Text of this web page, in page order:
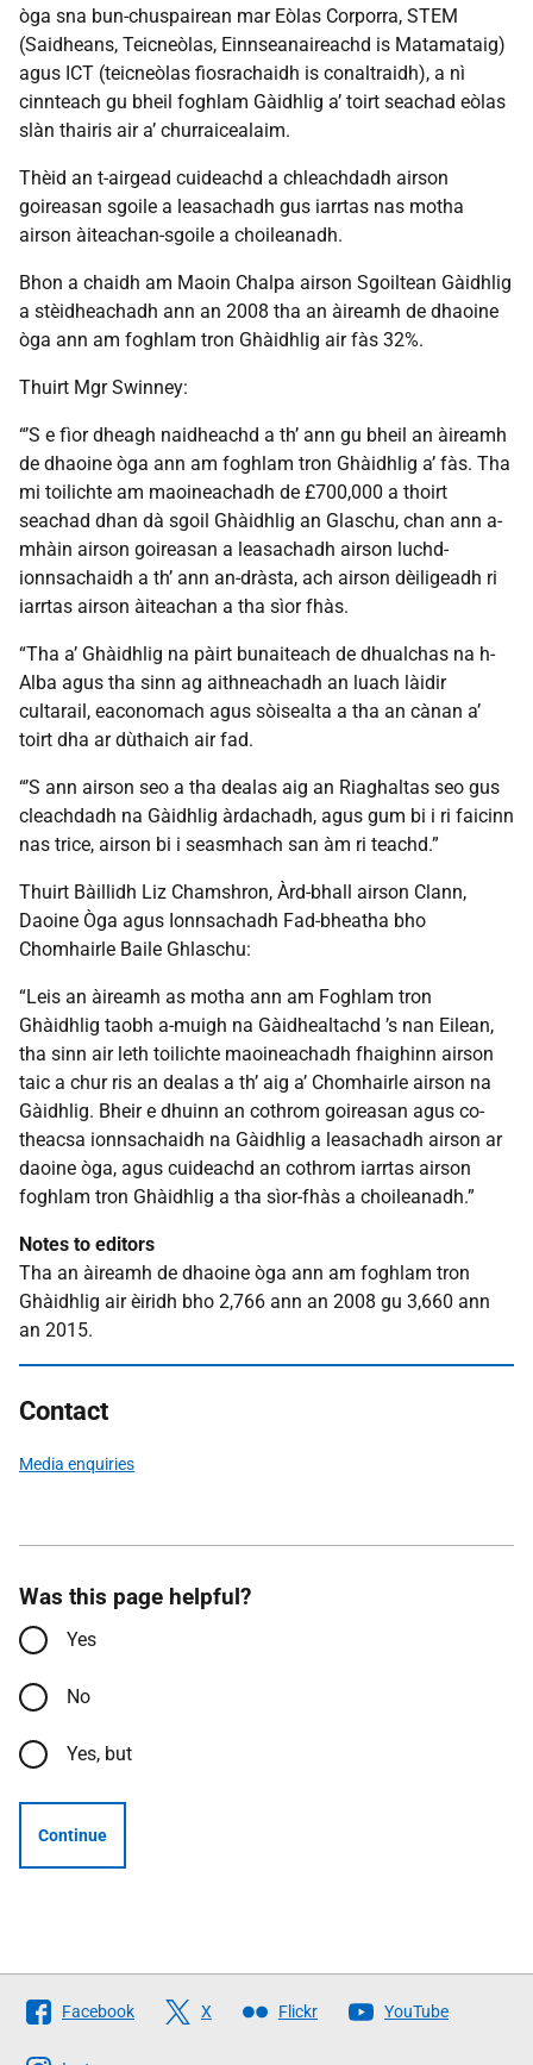
òga sna bun-chuspairean mar Eòlas Corporra, STEM
(Saidheans, Teicneòlas, Einnseanaireachd is Matamataig)
agus ICT (teicneòlas fiosrachaidh is conaltraidh), a nì
cinnteach gu bheil foghlam Gàidhlig a’ toirt seachad eòlas
slàn thairis air a’ churraicealaim.
Thèid an t-airgead cuideachd a chleachdadh airson
goireasan sgoile a leasachadh gus iarrtas nas motha
airson àiteachan-sgoile a choileanadh.
Bhon a chaidh am Maoin Chalpa airson Sgoiltean Gàidhlig
a stèidheachadh ann an 2008 tha an àireamh de dhaoine
òga ann am foghlam tron Ghàidhlig air fàs 32%.
Thuirt Mgr Swinney:
“’S e fìor dheagh naidheachd a th’ ann gu bheil an àireamh
de dhaoine òga ann am foghlam tron Ghàidhlig a’ fàs. Tha
mi toilichte am maoineachadh de £700,000 a thoirt
seachad dhan dà sgoil Ghàidhlig an Glaschu, chan ann a-
mhàin airson goireasan a leasachadh airson luchd-
ionnsachaidh a th’ ann an-dràsta, ach airson dèiligeadh ri
iarrtas airson àiteachan a tha sìor fhàs.
“Tha a’ Ghàidhlig na pàirt bunaiteach de dhualchas na h-
Alba agus tha sinn ag aithneachadh an luach làidir
cultarail, eaconomach agus sòisealta a tha an cànan a’
toirt dha ar dùthaich air fad.
“’S ann airson seo a tha dealas aig an Riaghaltas seo gus
cleachdadh na Gàidhlig àrdachadh, agus gum bi i ri faicinn
nas trice, airson bi i seasmhach san àm ri teachd.”
Thuirt Bàillidh Liz Chamshron, Àrd-bhall airson Clann,
Daoine Òga agus Ionnsachadh Fad-bheatha bho
Chomhairle Baile Ghlaschu:
“Leis an àireamh as motha ann am Foghlam tron
Ghàidhlig taobh a-muigh na Gàidhealtachd ’s nan Eilean,
tha sinn air leth toilichte maoineachadh fhaighinn airson
taic a chur ris an dealas a th’ aig a’ Chomhairle airson na
Gàidhlig. Bheir e dhuinn an cothrom goireasan agus co-
theacsa ionnsachaidh na Gàidhlig a leasachadh airson ar
daoine òga, agus cuideachd an cothrom iarrtas airson
foghlam tron Ghàidhlig a tha sìor-fhàs a choileanadh.”
Notes to editors
Tha an àireamh de dhaoine òga ann am foghlam tron
Ghàidhlig air èiridh bho 2,766 ann an 2008 gu 3,660 ann
an 2015.
Contact
Media enquiries
Was this page helpful?
Yes
No
Yes, but
Continue
Follow
The
Facebook X Flickr YouTube